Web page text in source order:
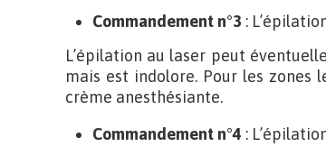
Commandement n°3 :
L’épilation au laser peut
mais est indolore. Pour les zones
crème anesthésiante.
Commandement n°4 :